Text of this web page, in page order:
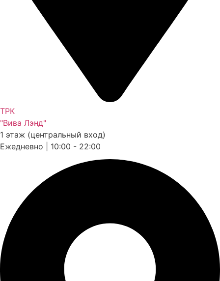
ТРК
"Вива Лэнд"
1 этаж (центральный вход)
Ежедневно | 10:00 - 22:00